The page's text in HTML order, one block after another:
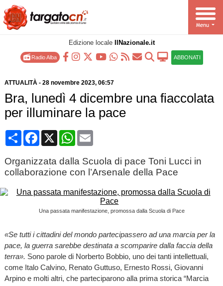
Edizione locale IlNazionale.it
Radio Alba ABBONATI
ATTUALITÀ- 28 novembre 2023, 06:57
Bra, lunedì 4 dicembre una fiaccolata
per illuminare la pace
CondividiFacebook
X WhatsApp
Email
Organizzata dalla Scuola di pace Toni Lucci in
collaborazione con l’Arsenale della Pace
Una passata manifestazione, promossa dalla Scuola di Pace
«Se tutti i cittadini del mondo partecipassero ad una marcia per la
pace, la guerra sarebbe destinata a scomparire dalla faccia della
terra». Sono parole di Norberto Bobbio, uno dei tanti intellettuali,
come Italo Calvino, Renato Guttuso, Ernesto Rossi, Giovanni
Arpino e molti altri, che parteciparono alla prima storica “Marcia